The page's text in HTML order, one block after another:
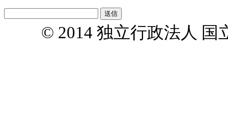
© 2014 独立行政法人 国